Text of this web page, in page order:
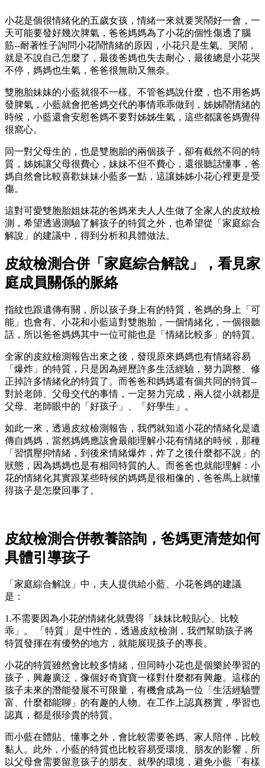
小花是個很情緒化的五歲女孩，情緒一來就要哭鬧好一會，一
天可能要發好幾次脾氣，爸爸媽媽為了小花的個性傷透了腦
筋--耐著性子詢問小花鬧情緒的原因，小花只是生氣、哭鬧，
就是不說自己怎麼了，最後爸媽也失去耐心，最後總是小花哭
不停，媽媽也生氣，爸爸很無助又無奈。
雙胞胎妹妹的小藍就很不一樣。不管爸媽說什麼，也不用爸媽
發脾氣，小藍就會把爸媽交代的事情乖乖做到，姊姊鬧情緒的
時候，小藍還會安慰爸媽不要對姊姊生氣，這些都讓爸媽覺得
很窩心。
同一對父母生的，也是雙胞胎的兩個孩子，卻有截然不同的特
質，姊姊讓父母很費心，妹妹不但不費心，還很聽話懂事，爸
媽自然會比較喜歡妹妹小藍多一點，這讓姊姊小花心裡更是受
傷。
這對可愛雙胞胎姐妹花的爸媽來夫人人生做了全家人的皮紋檢
測，希望透過測驗了解孩子的特質之外，也希望從「家庭綜合
解說」的建議中，得到分析和具體做法。
皮紋檢測合併「家庭綜合解說」，看見家
庭成員關係的脈絡
指紋也跟遺傳有關，所以孩子身上有的特質，爸媽的身上「可
能」也會有。小花和小藍這對雙胞胎，一個情緒化，一個很聽
話，所以爸爸媽媽其中一位可能也是「情緒比較多」的特質。
全家的皮紋檢測報告出來之後，發現原來媽媽也有情緒容易
「爆炸」的特質，只是因為經歷許多生活經驗，努力調整、修
正掉許多情緒化的特質了。而爸爸和媽媽還有個共同的特質--
對於老師、父母交代的事情，一定努力完成，兩人從小就都是
父母、老師眼中的「好孩子」、「好學生」。
如此一來，透過皮紋檢測報告，我們就知道小花的情緒化是遺
傳自媽媽，當然媽媽應該會最能理解小花有情緒的時候，那種
「習慣壓抑情緒，到後來情緒爆炸，炸了之後什麼都不說」的
狀態，因為媽媽也是有相同特質的人。而爸爸也就能理解：小
花的情緒化其實跟某些時候的媽媽是很相像的，爸爸馬上就懂
得孩子是怎麼回事了。
皮紋檢測合併教養諮詢，爸媽更清楚如何
具體引導孩子
「家庭綜合解說」中，夫人提供給小藍、小花爸媽的建議
是：
1.不需要因為小花的情緒化就覺得「妹妹比較貼心、比較
乖」。 「特質」是中性的，透過皮紋檢測，我們幫助孩子將
特質發揮在有優勢的地方，就能展現孩子的專長。
小花的特質雖然會比較多情緒，但同時小花也是個樂於學習的
孩子，興趣廣泛，像個好奇寶寶一樣對什麼都有興趣。這樣的
孩子未來的潛能發展不可限量，有機會成為一位「生活經驗豐
富、什麼都能聊」的有趣的人物。在工作上認真務實，學習也
認真，都是很珍貴的特質。
而小藍在體貼、懂事之外，會比較需要爸媽、家人陪伴，比較
黏人。此外，小藍的特質也比較容易受環境、朋友的影響，所
以父母會需要留意孩子的朋友、就學的環境，避免小藍「有樣